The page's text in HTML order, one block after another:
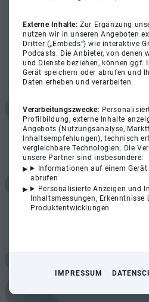
Externe Inhalte:Zur Ergänzung
nutzen wir in unseren Angeboten
Dritter („Embeds“) wie interaktive
Podcasts. Die Anbieter, von denen
und Dienste beziehen, können ggf.
Gerät speichern oder abrufen und
Daten erheben und verarbeiten.
Verarbeitungszwecke:
Profilbildung, externe Inhalte
Angebots (Nutzungsanalyse,
Inhaltsempfehlungen), technisch
vergleichbare Technologien. Die
unsere Partner sind insbesondere:
Informationen auf einem
abrufen
Personalisierte Anzeigen und
Inhaltsmessungen, Erkenntnisse
Produktentwicklungen
IMPRESSUM